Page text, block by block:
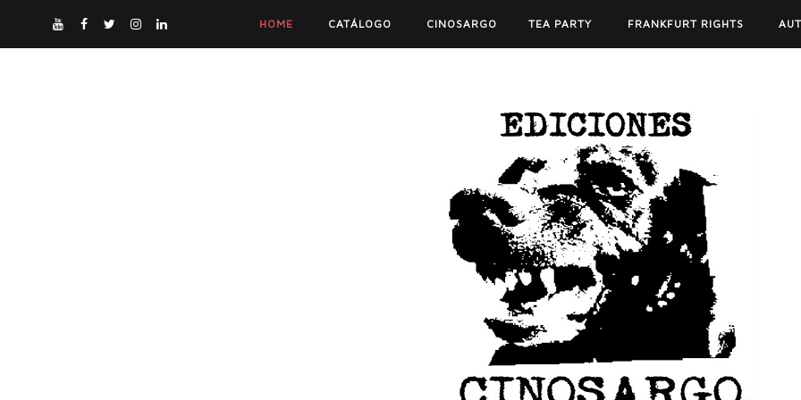
HOME CATÁLOGO CINOSARGO TEA PARTY FRANKFURT RIGHTS